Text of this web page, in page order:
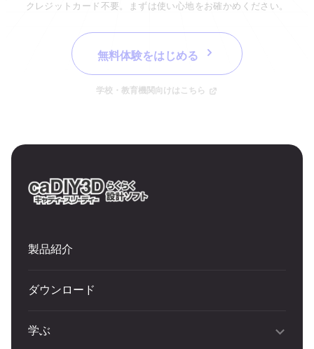
クレジットカード不要。まずは使い心地をお確かめください。
無料体験をはじめる
学校・教育機関向けはこちら
製品紹介
ダウンロード
学ぶ